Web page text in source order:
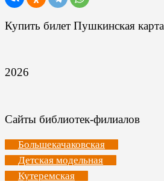
Купить билет Пушкинская карта
2026
Сайты библиотек-филиалов
Большекачаковская
Детская модельная
Кутеремская